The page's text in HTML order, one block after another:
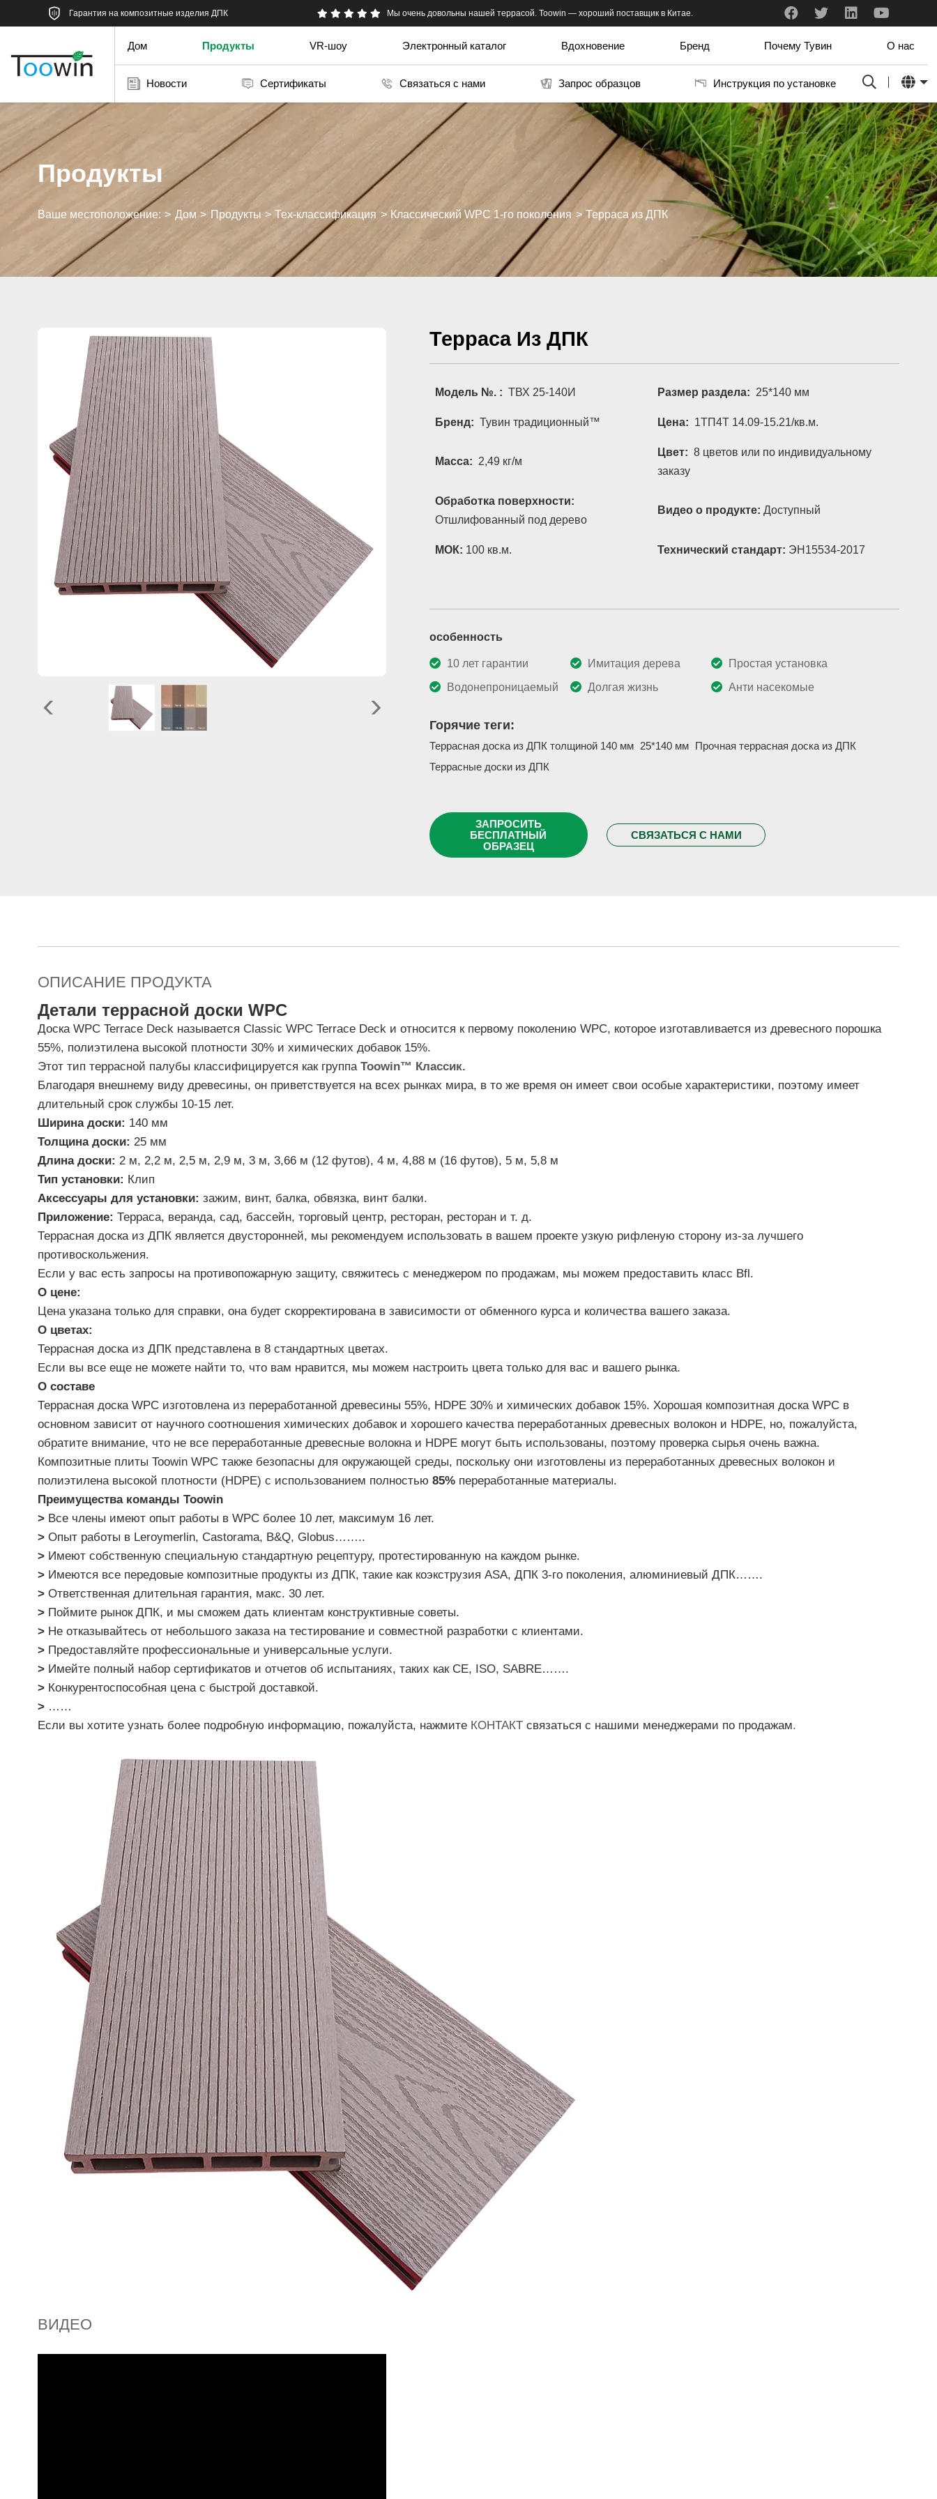
Гарантия на композитные изделия ДПК Toowin мне порекомендовал мой поставщик в Китае. очень честный и профессиональный.
Мы очень довольны нашей террасой. Toowin — хороший поставщик в Китае.
Дом Продукты VR-шоу Электронный каталог Вдохновение Бренд Почему Тувин О нас
Новости Сертификаты Связаться с нами Запрос образцов Инструкция по установке
Продукты
Ваше местоположение: Дом Продукты Тех-классификация Классический WPC 1-го поколения Терраса из ДПК
Терраса Из ДПК
Модель №. : ТВХ 25-140И Размер раздела: 25*140 мм
Бренд: Тувин традиционный™ Цена: 1ТП4Т 14.09-15.21/кв.м.
Масса: 2,49 кг/м
Цвет: 8 цветов или по индивидуальному
заказу
Обработка поверхности:
Отшлифованный под дерево
Видео о продукте: Доступный
МОК: 100 кв.м. Технический стандарт: ЭН15534-2017
особенность
10 лет гарантии Имитация дерева
Простая установка
Водонепроницаемый
Долгая жизнь Анти насекомые
Горячие теги:
Террасная доска из ДПК толщиной 140 мм 25*140 мм
Прочная террасная доска из ДПК
Террасные доски из ДПК
ЗАПРОСИТЬ
БЕСПЛАТНЫЙ
ОБРАЗЕЦ
СВЯЗАТЬСЯ С НАМИ
ОПИСАНИЕ ПРОДУКТА
Детали террасной доски WPC
Доска WPC Terrace Deck называется Classic WPC Terrace Deck и относится к первому поколению WPC, которое изготавливается из древесного порошка
55%, полиэтилена высокой плотности 30% и химических добавок 15%.
Этот тип террасной палубы классифицируется как группа Toowin™ Классик.
Благодаря внешнему виду древесины, он приветствуется на всех рынках мира, в то же время он имеет свои особые характеристики, поэтому имеет
длительный срок службы 10-15 лет.
Ширина доски: 140 мм
Толщина доски: 25 мм
Длина доски: 2 м, 2,2 м, 2,5 м, 2,9 м, 3 м, 3,66 м (12 футов), 4 м, 4,88 м (16 футов), 5 м, 5,8 м
Тип установки: Клип
Аксессуары для установки: зажим, винт, балка, обвязка, винт балки.
Приложение: Терраса, веранда, сад, бассейн, торговый центр, ресторан, ресторан и т. д.
Террасная доска из ДПК является двусторонней, мы рекомендуем использовать в вашем проекте узкую рифленую сторону из-за лучшего
противоскольжения.
Если у вас есть запросы на противопожарную защиту, свяжитесь с менеджером по продажам, мы можем предоставить класс Bfl.
О цене:
Цена указана только для справки, она будет скорректирована в зависимости от обменного курса и количества вашего заказа.
О цветах:
Террасная доска из ДПК представлена в 8 стандартных цветах.
Если вы все еще не можете найти то, что вам нравится, мы можем настроить цвета только для вас и вашего рынка.
О составе
Террасная доска WPC изготовлена из переработанной древесины 55%, HDPE 30% и химических добавок 15%. Хорошая композитная доска WPC в
основном зависит от научного соотношения химических добавок и хорошего качества переработанных древесных волокон и HDPE, но, пожалуйста,
обратите внимание, что не все переработанные древесные волокна и HDPE могут быть использованы, поэтому проверка сырья очень важна.
Композитные плиты Toowin WPC также безопасны для окружающей среды, поскольку они изготовлены из переработанных древесных волокон и
полиэтилена высокой плотности (HDPE) с использованием полностью 85%переработанные материалы.
Преимущества команды Toowin
>Все члены имеют опыт работы в WPC более 10 лет, максимум 16 лет.
>Опыт работы в Leroymerlin, Castorama, B&Q, Globus……..
>Имеют собственную специальную стандартную рецептуру, протестированную на каждом рынке.
>Имеются все передовые композитные продукты из ДПК, такие как коэкструзия ASA, ДПК 3-го поколения, алюминиевый ДПК…….
>Ответственная длительная гарантия, макс. 30 лет.
>Поймите рынок ДПК, и мы сможем дать клиентам конструктивные советы.
>Не отказывайтесь от небольшого заказа на тестирование и совместной разработки с клиентами.
> Предоставляйте профессиональные и универсальные услуги.
>Имейте полный набор сертификатов и отчетов об испытаниях, таких как CE, ISO, SABRE…….
>Конкурентоспособная цена с быстрой доставкой.
>……
Если вы хотите узнать более подробную информацию, пожалуйста, нажмите КОНТАКТсвязаться с нашими менеджерами по продажам.
ВИДЕО